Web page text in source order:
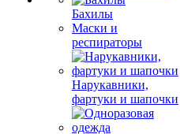
Бахилы
Маски и
респираторы
Нарукавники,
фартуки и шапочки